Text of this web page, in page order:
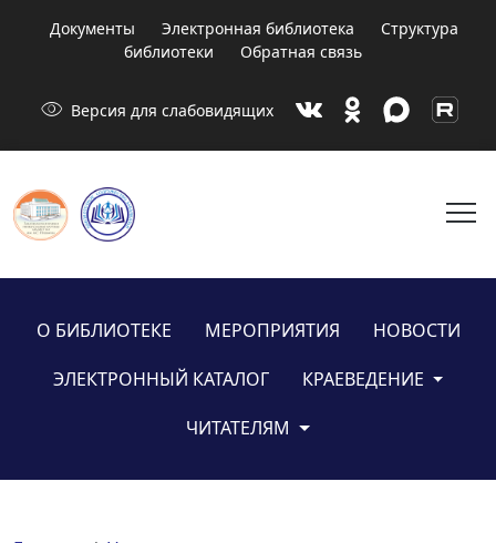
Документы Электронная библиотека
Структура
библиотеки
Обратная связь
visibility Версия для слабовидящих
menu
О БИБЛИОТЕКЕ МЕРОПРИЯТИЯ
НОВОСТИ
ЭЛЕКТРОННЫЙ КАТАЛОГ
КРАЕВЕДЕНИЕ
ЧИТАТЕЛЯМ